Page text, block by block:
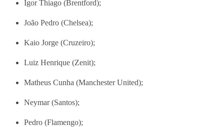
Igor Thiago (Brentford);
João Pedro (Chelsea);
Kaio Jorge (Cruzeiro);
Luiz Henrique (Zenit);
Matheus Cunha (Manchester United);
Neymar (Santos);
Pedro (Flamengo);